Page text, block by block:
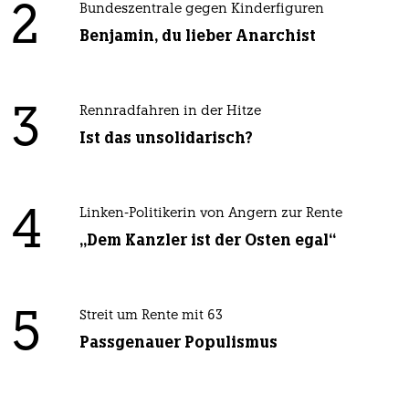
2 Bundeszentrale gegen Kinderfiguren
Benjamin, du lieber Anarchist
3 Rennradfahren in der Hitze
Ist das unsolidarisch?
4 Linken-Politikerin von Angern zur Rente
„Dem Kanzler ist der Osten egal“
5 Streit um Rente mit 63
Passgenauer Populismus